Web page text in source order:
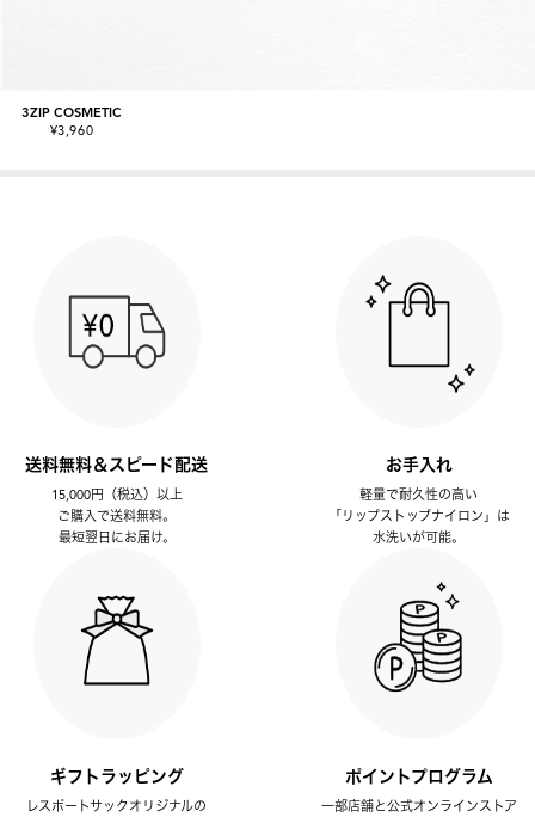
3ZIP COSMETIC
¥3,960
送料無料＆スピード配送
15,000円（税込）以上
ご購入で送料無料。
最短翌日にお届け。
お手入れ
軽量で耐久性の高い
「リップストップナイロン」は
水洗いが可能。
ギフトラッピング
レスポートサックオリジナルの
ポイントプログラム
一部店舗と公式オンラインストア